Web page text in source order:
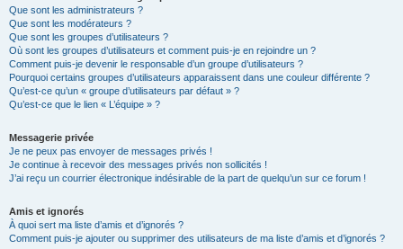
Que sont les administrateurs ?
Que sont les modérateurs ?
Que sont les groupes d’utilisateurs ?
Où sont les groupes d’utilisateurs et comment puis-je en rejoindre un ?
Comment puis-je devenir le responsable d’un groupe d’utilisateurs ?
Pourquoi certains groupes d’utilisateurs apparaissent dans une couleur différente ?
Qu’est-ce qu’un « groupe d’utilisateurs par défaut » ?
Qu’est-ce que le lien « L’équipe » ?
Messagerie privée
Je ne peux pas envoyer de messages privés !
Je continue à recevoir des messages privés non sollicités !
J’ai reçu un courrier électronique indésirable de la part de quelqu’un sur ce forum !
Amis et ignorés
À quoi sert ma liste d’amis et d’ignorés ?
Comment puis-je ajouter ou supprimer des utilisateurs de ma liste d’amis et d’ignorés ?